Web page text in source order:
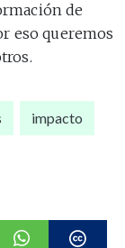
de
eso queremos
impacto